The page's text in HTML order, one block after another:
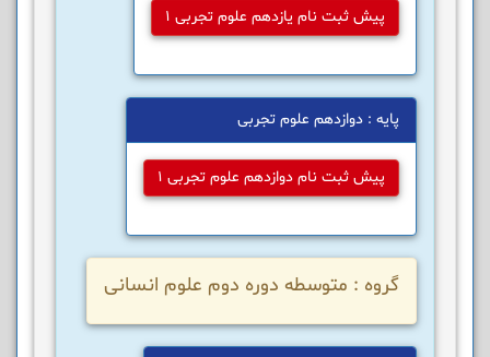
پیش ثبت نام یازدهم علوم تجربی 1
پایه : دوازدهم علوم تجربی
پیش ثبت نام دوازدهم علوم تجربی 1
گروه : متوسطه دوره دوم علوم انسانی